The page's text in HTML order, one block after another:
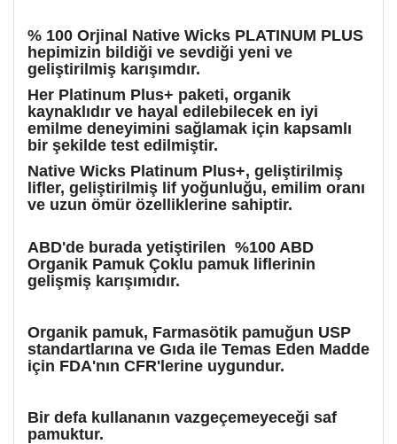
% 100 Orjinal Native Wicks PLATINUM PLUS
hepimizin bildiği ve sevdiği yeni ve
geliştirilmiş karışımdır.
Her Platinum Plus+ paketi, organik
kaynaklıdır ve hayal edilebilecek en iyi
emilme deneyimini sağlamak için kapsamlı
bir şekilde test edilmiştir.
Native Wicks Platinum Plus+, geliştirilmiş
lifler, geliştirilmiş lif yoğunluğu, emilim oranı
ve uzun ömür özelliklerine sahiptir.
ABD'de burada yetiştirilen %100 ABD
Organik Pamuk Çoklu pamuk liflerinin
gelişmiş karışımıdır.
Organik pamuk, Farmasötik pamuğun USP
standartlarına ve Gıda ile Temas Eden Madde
için FDA'nın CFR'lerine uygundur.
Bir defa kullananın vazgeçemeyeceği saf
pamuktur.